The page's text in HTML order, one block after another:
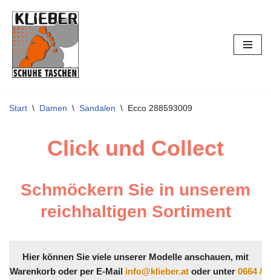
Zum
Inhalt
springen
Start \ Damen \ Sandalen \ Ecco 288593009
Click und Collect
Schmöckern Sie in unserem
reichhaltigen Sortiment
Hier können Sie viele unserer Modelle anschauen, mit
Warenkorb oder per E-Mail info@klieber.atoder unter 0664 /